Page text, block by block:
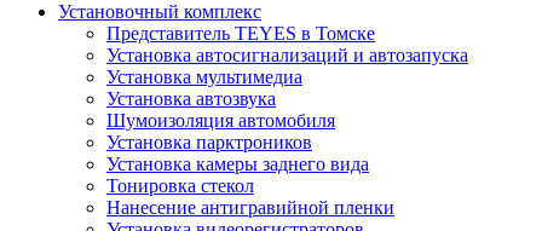
Установочный комплекс
Представитель TEYES в Томске
Установка автосигнализаций и автозапуска
Установка мультимедиа
Установка автозвука
Шумоизоляция автомобиля
Установка парктроников
Установка камеры заднего вида
Тонировка стекол
Нанесение антигравийной пленки